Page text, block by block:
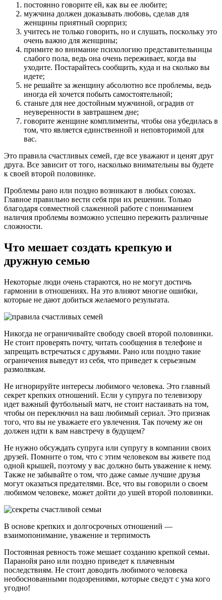
постоянно говорите ей, как вы ее любите;
мужчина должен доказывать любовь, сделав для
женщины приятный сюрприз;
учитесь не только говорить, но и слушать, поскольку это
очень важно для женщины;
примите во внимание психологию представительницы
слабого пола, ведь она очень переживает, когда вы
уходите. Постарайтесь сообщить, куда и на сколько вы
идете;
не решайте за женщину абсолютно все проблемы, ведь
иногда ей хочется побыть самостоятельной;
станьте для нее достойным мужчиной, оградив от
неуверенности в завтрашнем дне;
говорите женщине комплименты, чтобы она убедилась в
том, что является единственной и неповторимой для
вас.
Это правила счастливых семей, где все уважают и ценят друг
друга. Все зависит от того, насколько внимательны вы будете
к своей второй половинке.
Проблемы рано или поздно возникают в любых союзах.
Главное правильно вести себя при их решении. Только
благодаря совместной слаженной работе с пониманием
наличия проблемы возможно успешно пережить различные
сложности.
Что мешает создать крепкую и
дружную семью
Некоторые люди очень стараются, но не могут достичь
гармонии в отношениях. На это влияют многие ошибки,
которые не дают добиться желаемого результата.
Никогда не ограничивайте свободу своей второй половинки.
Не стоит проверять почту, читать сообщения в телефоне и
запрещать встречаться с друзьями. Рано или поздно такие
ограничения выведут из себя, что приведет к серьезным
размолвкам.
Не игнорируйте интересы любимого человека. Это главный
секрет крепких отношений. Если у супруга по телевизору
идет важный футбольный матч, не стоит настаивать на том,
чтобы он переключил на ваш любимый сериал. Это признак
того, что вы не уважаете его увлечения. Так почему же он
должен идти к вам навстречу в будущем?
Не нужно обсуждать супруга или супругу в компании своих
друзей. Помните о том, что с этим человеком вы живете под
одной крышей, поэтому у вас должно быть уважение к нему.
Также не забывайте о том, что даже самые лучшие друзья
могут оказаться предателями. Все, что вы говорили о своем
любимом человеке, может дойти до ушей второй половинки.
В основе крепких и долгосрочных отношений —
взаимопонимание, уважение и терпимость
Постоянная ревность тоже мешает созданию крепкой семьи.
Паранойя рано или поздно приведет к плачевным
последствиям. Не стоит доводить любимого человека
необоснованными подозрениями, которые сведут с ума кого
угодно!